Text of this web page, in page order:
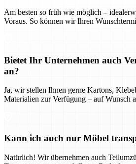
Am besten so früh wie möglich –
Voraus. So können wir Ihren
Bietet Ihr Unternehmen auch
an?
Ja, wir stellen Ihnen gerne Kartons,
Materialien zur Verfügung – auf Wunsch
Kann ich auch nur Möbel
Natürlich! Wir übernehmen auch